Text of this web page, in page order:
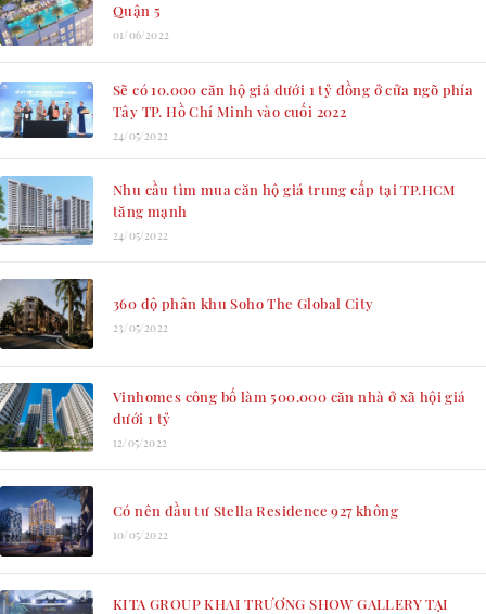
Quận 5
01/06/2022
Sẽ có 10.000 căn hộ giá dưới 1 tỷ đồng ở cửa ngõ phía
Tây TP. Hồ Chí Minh vào cuối 2022
24/05/2022
Nhu cầu tìm mua căn hộ giá trung cấp tại TP.HCM
tăng mạnh
24/05/2022
360 độ phân khu Soho The Global City
23/05/2022
Vinhomes công bố làm 500.000 căn nhà ở xã hội giá
dưới 1 tỷ
12/05/2022
Có nên đầu tư Stella Residence 927 không
10/05/2022
KITA GROUP KHAI TRƯƠNG SHOW GALLERY TẠI